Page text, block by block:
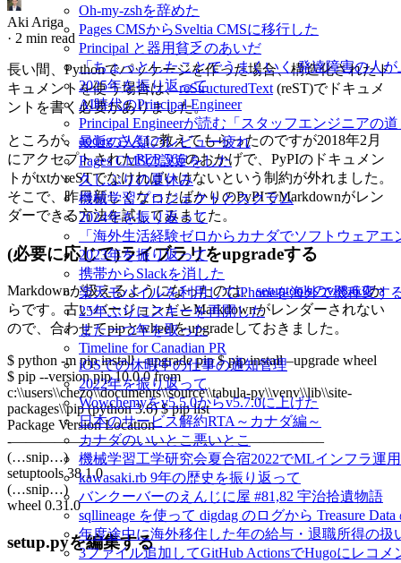
Oh-my-zshを辞めた
Pages CMSからSveltia CMSに移行した
Principal と器用貧乏のあいだ
「ちょっとしたことでうまくいく 発達障害の人
2025年を振り返って
AI時代のPrincipal Engineer
Principal Engineerが読む「スタッフエンジニアの
最近の人類のレビュー疲れ
Pages CMSの設定をした
久しぶりの夏休み
機械学習プロジェクトとスクラム
2024年を振り返って
「海外生活経験ゼロからカナダでソフトウェア
2023年を振り返って
携帯からSlackを消した
楽天モバイルを利用してiPhoneを海外で機種変す
25年ぶりにスキーを再開した
また一つ年を取った
Timeline for Canadian PR
iOSでの休暇中の仕事の通知管理
2022年を振り返って
Wowchemyをv5.5.0からv5.7.0に上げた
日本のサービス解約RTA～カナダ編～
カナダのいいとこ悪いとこ
機械学習工学研究会夏合宿2022でMLインフラ運
kawasaki.rb 9年の歴史を振り返って
バンクーバーのえんじに屋 #81,82 宇治拾遺物語
sqllineage を使って digdag のログから Treasure
年度途中に海外移住した年の給与・退職所得の扱
3ファイル追加してGitHub ActionsでHugoにレコ
Aki Ariga
· 2 min read
長い間、Pythonでパッケージを作った場合、構造化されたド
キュメントを使う場合は、reStructuredText (reST)でドキュメ
ントを書く必要がありました。
ところが、 aodag さんに教えてもらったのですが2018年2月
にアクセプトされたPEP 566のおかげで、PyPIのドキュメン
トがtxtかreSTでなければいけないという制約が外れました。
そこで、昨日新しくなったばかりのPyPIでMarkdownがレン
ダーできる方法を試してみました。
(必要に応じて)ライブラリをupgradeする
Markdownが扱えるようになったのは、setuptoolsのv38.6.0か
らです。古いバージョンだとMarkdownがレンダーされない
ので、合わせてpipとwheelをupgradeしておきました。
$ python -m pip install --upgrade pip $ pip install –upgrade wheel
$ pip --version pip 10.0.0 from
c:\\users\\chezo\\documents\\source\\tabula-py\\venv\\lib\\site-
packages\\pip (python 3.6) $ pip list
Package Version Location
-—————- ———– ————————————–
(…snip…)
setuptools 38.1.0
(…snip…)
wheel 0.31.0
setup.pyを編集する